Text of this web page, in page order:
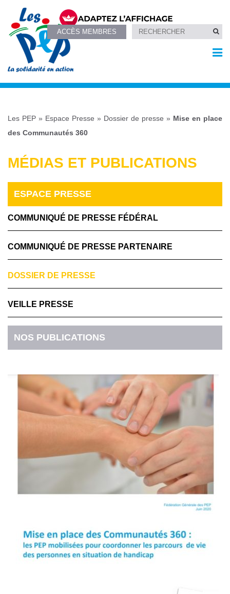
ACCÈS MEMBRES
Les PEP » Espace Presse » Dossier de presse » Mise en place
des Communautés 360
MÉDIAS ET PUBLICATIONS
ESPACE PRESSE
COMMUNIQUÉ DE PRESSE FÉDÉRAL
COMMUNIQUÉ DE PRESSE PARTENAIRE
DOSSIER DE PRESSE
VEILLE PRESSE
NOS PUBLICATIONS